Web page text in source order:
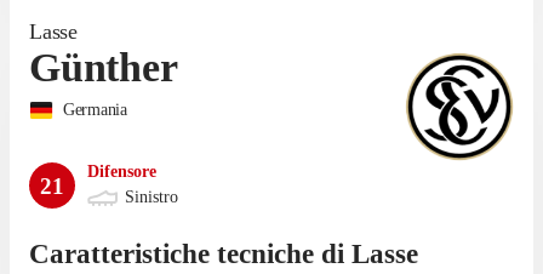
Lasse
Günther
Germania
21
Difensore
Sinistro
Caratteristiche tecniche di Lasse